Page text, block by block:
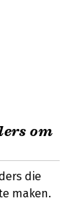
om
die
maken.